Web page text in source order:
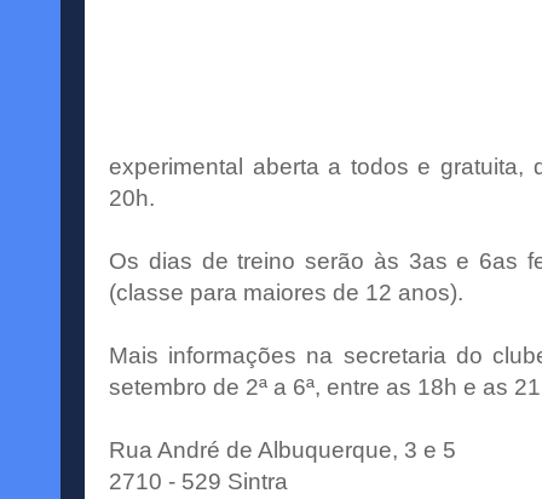
experimental aberta a todos e gratuita,
20h.
Os dias de treino serão às 3as e 6as
(classe para maiores de 12 anos).
Mais informações na secretaria do
setembro de 2ª a 6ª, entre as 18h e as
Rua André de Albuquerque, 3 e 5
2710 - 529 Sintra